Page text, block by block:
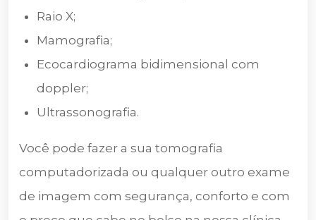
Raio X;
Mamografia;
Ecocardiograma bidimensional com
doppler;
Ultrassonografia.
Você pode fazer a sua tomografia
computadorizada ou qualquer outro exame
de imagem com segurança, conforto e com